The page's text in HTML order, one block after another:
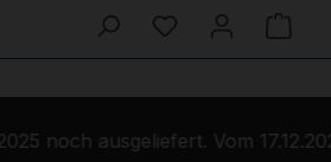
Du hast 0
noch ausgeliefert. Vom